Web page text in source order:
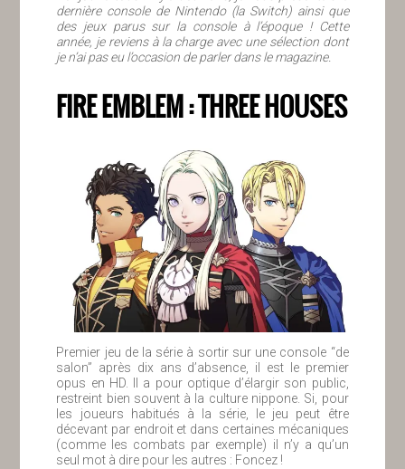
dernière console de Nintendo (la Switch) ainsi que
des jeux parus sur la console à l’époque ! Cette
année, je reviens à la charge avec une sélection dont
je n’ai pas eu l’occasion de parler dans le magazine.
FIRE EMBLEM : THREE HOUSES
Premier jeu de la série à sortir sur une console “de
salon” après dix ans d’absence, il est le premier
opus en HD. Il a pour optique d’élargir son public,
restreint bien souvent à la culture nippone. Si, pour
les joueurs habitués à la série, le jeu peut être
décevant par endroit et dans certaines mécaniques
(comme les combats par exemple) il n’y a qu’un
seul mot à dire pour les autres : Foncez !